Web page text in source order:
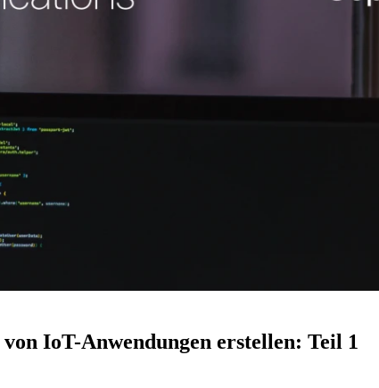
IoT-Anwendungen erstellen: Teil 1